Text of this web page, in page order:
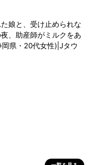
た娘と、受け止められな
、助産師がミルクをあ
県・20代女性)|Jタウ